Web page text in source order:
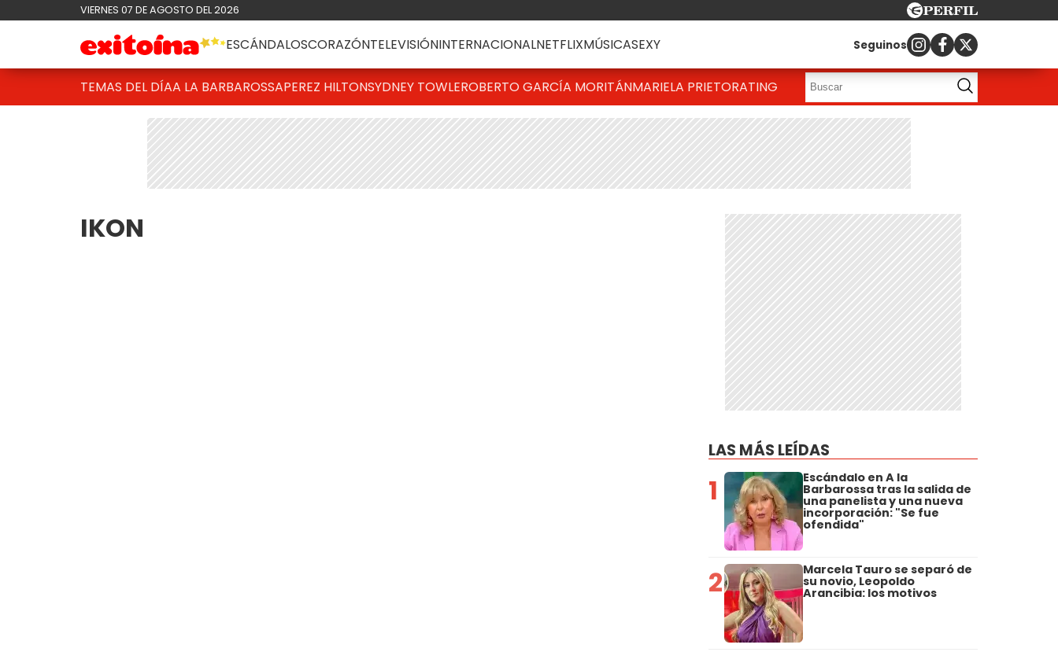
VIERNES 07 DE AGOSTO DEL 2026
ESCÁNDALOSCORAZÓNTELEVISIÓNINTERNACIONALNETFLIXMÚSICASEXY Seguinos
TEMAS DEL DÍAA LA BARBAROSSAPEREZ HILTONSYDNEY TOWLEROBERTO GARCÍA MORITÁNMARIELA PRIETORATING
IKON
LAS MÁS LEÍDAS
1 Escándalo en A la
Barbarossa tras la salida de
una panelista y una nueva
incorporación: "Se fue
ofendida"
2 Marcela Tauro se separó de
su novio, Leopoldo
Arancibia: los motivos